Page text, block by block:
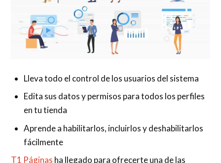
Lleva todo el control de los usuarios del sistema
Edita sus datos y permisos para todos los perfiles
en tu tienda
Aprende a habilitarlos, incluirlos y deshabilitarlos
fácilmente
T1 Páginas ha llegado para ofrecerte una de las